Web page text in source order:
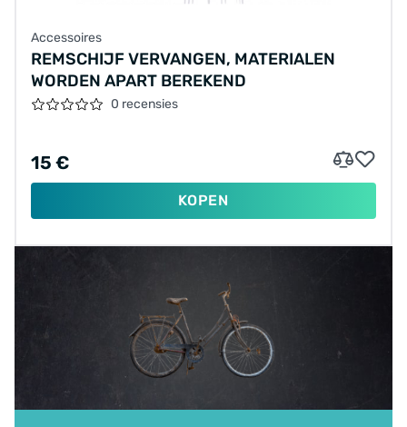
Accessoires
REMSCHIJF VERVANGEN, MATERIALEN
WORDEN APART BEREKEND
0 recensies
15 €
KOPEN